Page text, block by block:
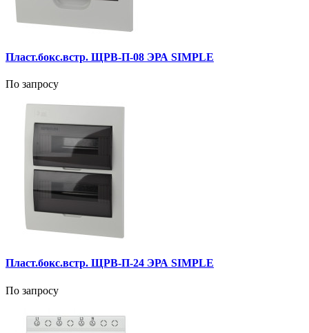
Пласт.бокс.встр. ЩРВ-П-08 ЭРА SIMPLE
По запросу
Пласт.бокс.встр. ЩРВ-П-24 ЭРА SIMPLE
По запросу